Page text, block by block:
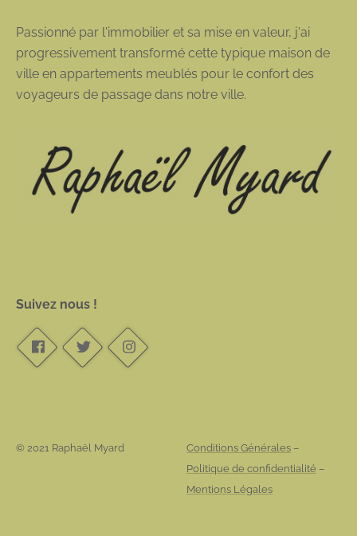
Passionné par l'immobilier et sa mise en valeur, j'ai
progressivement transformé cette typique maison de
ville en appartements meublés pour le confort des
voyageurs de passage dans notre ville.
Suivez nous !
© 2021 Raphaël Myard Conditions Générales –
Politique de confidentialité –
Mentions Légales